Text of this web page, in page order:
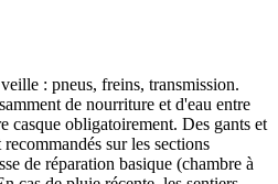
: pneus, freins, transmission.
de nourriture et d'eau entre
casque obligatoirement. Des gants et
sur les sections
de réparation basique (chambre à